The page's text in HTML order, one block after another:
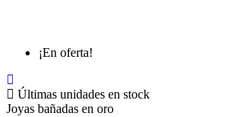
¡En oferta!
Últimas unidades en stock
Joyas bañadas en oro